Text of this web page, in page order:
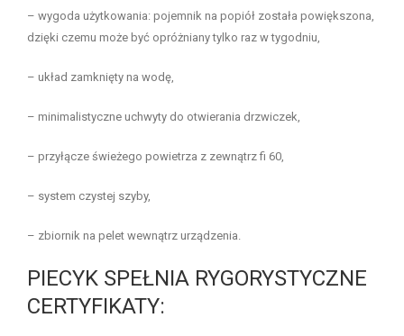
– wygoda użytkowania: pojemnik na popiół została powiększona,
dzięki czemu może być opróżniany tylko raz w tygodniu,
– układ zamknięty na wodę,
– minimalistyczne uchwyty do otwierania drzwiczek,
– przyłącze świeżego powietrza z zewnątrz fi 60,
– system czystej szyby,
– zbiornik na pelet wewnątrz urządzenia.
PIECYK SPEŁNIA RYGORYSTYCZNE
CERTYFIKATY: